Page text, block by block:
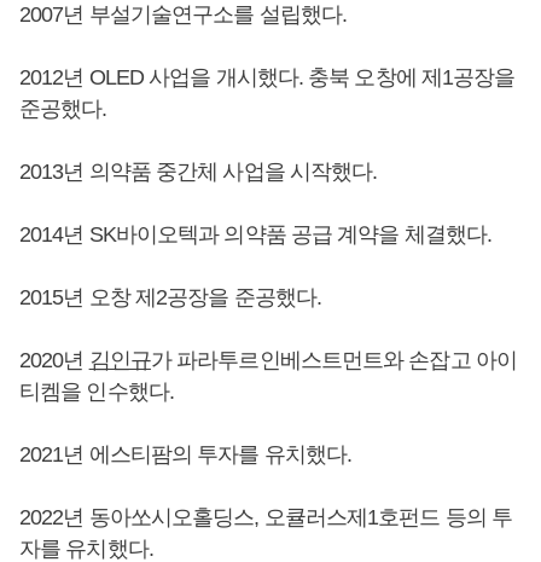
2007년 부설기술연구소를 설립했다.
2012년 OLED 사업을 개시했다. 충북 오창에 제1공장을
준공했다.
2013년 의약품 중간체 사업을 시작했다.
2014년 SK바이오텍과 의약품 공급 계약을 체결했다.
2015년 오창 제2공장을 준공했다.
2020년 김인규가 파라투르인베스트먼트와 손잡고 아이
티켐을 인수했다.
2021년 에스티팜의 투자를 유치했다.
2022년 동아쏘시오홀딩스, 오큘러스제1호펀드 등의 투
자를 유치했다.